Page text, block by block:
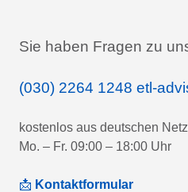
Sie haben Fragen zu
(030) 2264 1248 etl-
kostenlos aus deutschen
Mo. – Fr. 09:00 – 18:00 Uhr
📩 Kontaktformular